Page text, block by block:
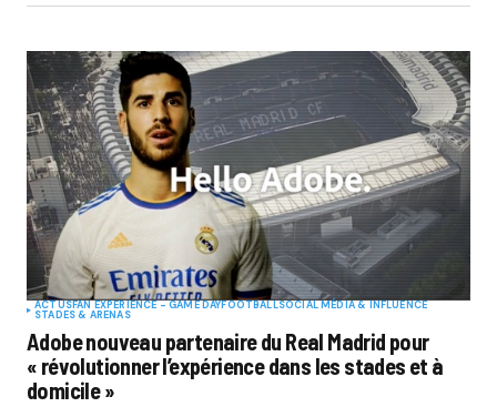
ACTUSFAN EXPERIENCE - GAME DAYFOOTBALLSOCIAL MÉDIA & INFLUENCE
STADES & ARENAS
Adobe nouveau partenaire du Real Madrid pour
« révolutionner l’expérience dans les stades et à
domicile »